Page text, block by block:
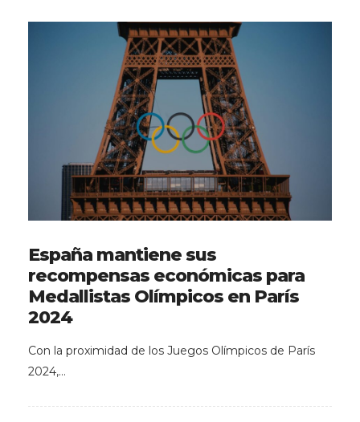
España mantiene sus
recompensas económicas para
Medallistas Olímpicos en París
2024
Con la proximidad de los Juegos Olímpicos de París
2024,…